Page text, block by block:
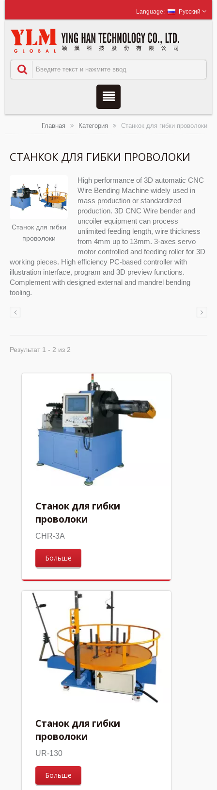
Русский
Главная Категория Станкок для гибки проволоки
СТАНКОК ДЛЯ ГИБКИ ПРОВОЛОКИ
Станок для гибки
проволоки
High performance of 3D automatic CNC
Wire Bending Machine widely used in
mass production or standardized
production. 3D CNC Wire bender and
uncoiler equipment can process
unlimited feeding length, wire thickness
from 4mm up to 13mm. 3-axes servo
motor controlled and feeding roller for 3D
working pieces. High efficiency PC-based controller with
illustration interface, program and 3D preview functions.
Complement with designed external and mandrel bending
tooling.
Результат 1 - 2 из 2
Станок для гибки
проволоки
CHR-3A
Больше
Станок для гибки
проволоки
UR-130
Больше